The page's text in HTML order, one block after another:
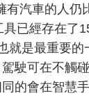
汽車的人仍
已經存在了
就是最重要
駛可在不觸
的會在智慧